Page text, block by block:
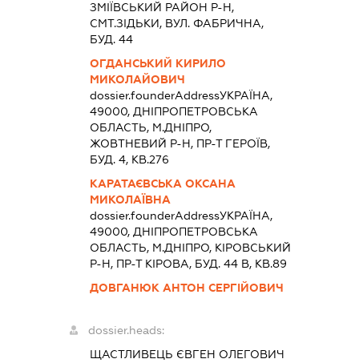
ЗМIЇВСЬКИЙ РАЙОН Р-Н,
СМТ.ЗІДЬКИ, ВУЛ. ФАБРИЧНА,
БУД. 44
ОГДАНСЬКИЙ КИРИЛО
МИКОЛАЙОВИЧ
dossier.founderAddressУКРАЇНА,
49000, ДНIПРОПЕТРОВСЬКА
ОБЛАСТЬ, М.ДНIПРО,
ЖОВТНЕВИЙ Р-Н, ПР-Т ГЕРОЇВ,
БУД. 4, КВ.276
КАРАТАЄВСЬКА ОКСАНА
МИКОЛАЇВНА
dossier.founderAddressУКРАЇНА,
49000, ДНIПРОПЕТРОВСЬКА
ОБЛАСТЬ, М.ДНIПРО, КІРОВСЬКИЙ
Р-Н, ПР-Т КІРОВА, БУД. 44 В, КВ.89
ДОВГАНЮК АНТОН СЕРГІЙОВИЧ
dossier.heads:
ЩАСТЛИВЕЦЬ ЄВГЕН ОЛЕГОВИЧ